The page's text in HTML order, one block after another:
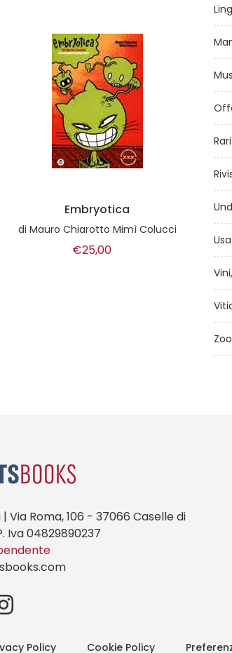
Writing Metropolitano. Just
push the button
Stefano Monfeli e Monia Cappuccini
Via Roma, 106 - 37066 Caselle di
Iva 04829890237
Policy Cookie Policy